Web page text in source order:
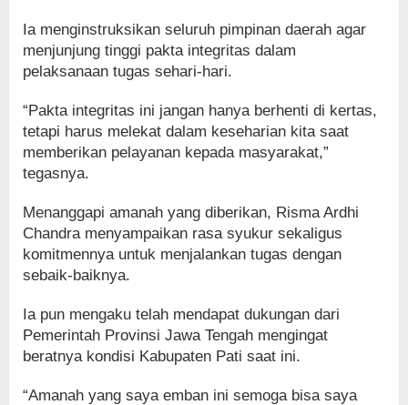
Ia menginstruksikan seluruh pimpinan daerah agar
menjunjung tinggi pakta integritas dalam
pelaksanaan tugas sehari-hari.
“Pakta integritas ini jangan hanya berhenti di kertas,
tetapi harus melekat dalam keseharian kita saat
memberikan pelayanan kepada masyarakat,”
tegasnya.
Menanggapi amanah yang diberikan, Risma Ardhi
Chandra menyampaikan rasa syukur sekaligus
komitmennya untuk menjalankan tugas dengan
sebaik-baiknya.
Ia pun mengaku telah mendapat dukungan dari
Pemerintah Provinsi Jawa Tengah mengingat
beratnya kondisi Kabupaten Pati saat ini.
“Amanah yang saya emban ini semoga bisa saya